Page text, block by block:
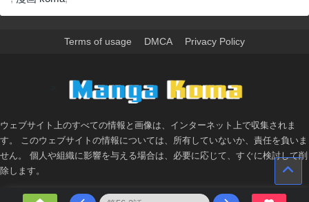
Terms of usage DMCA Privacy Policy
ウェブサイト上のすべての情報と画像は、インターネット上で収集されま
す。 このウェブサイトの情報については、所有していないか、責任を負いま
せん。 個人や組織に影響を与える場合は、必要に応じて、すぐに検討して削
除します。